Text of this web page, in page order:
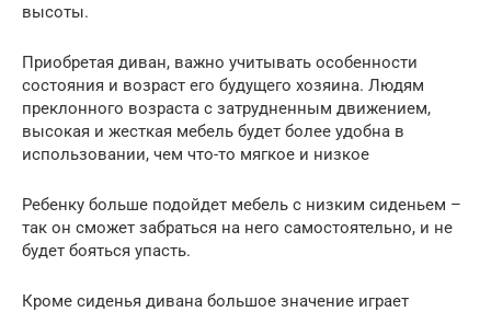
высоты.
Приобретая диван, важно учитывать особенности
состояния и возраст его будущего хозяина. Людям
преклонного возраста с затрудненным движением,
высокая и жесткая мебель будет более удобна в
использовании, чем что-то мягкое и низкое
Ребенку больше подойдет мебель с низким сиденьем –
так он сможет забраться на него самостоятельно, и не
будет бояться упасть.
Кроме сиденья дивана большое значение играет